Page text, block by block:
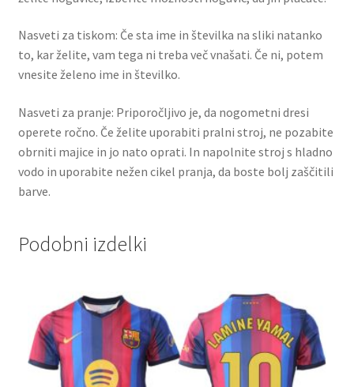
Nasveti za tiskom: Če sta ime in številka na sliki natanko
to, kar želite, vam tega ni treba več vnašati. Če ni, potem
vnesite želeno ime in številko.
Nasveti za pranje: Priporočljivo je, da nogometni dresi
operete ročno. Če želite uporabiti pralni stroj, ne pozabite
obrniti majice in jo nato oprati. In napolnite stroj s hladno
vodo in uporabite nežen cikel pranja, da boste bolj zaščitili
barve.
Podobni izdelki